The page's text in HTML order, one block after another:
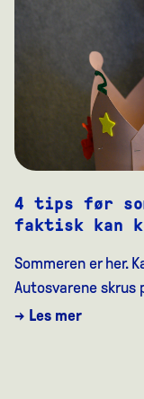
4 tips før
faktisk kan
Sommeren er her.
Autosvarene skrus
→ Les mer